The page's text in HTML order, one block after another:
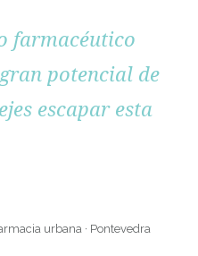
farmacéutico
potencial de
escapar esta
urbana · Pontevedra